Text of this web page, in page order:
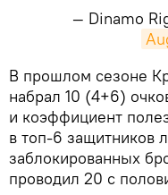
— Dinamo
​В прошлом сезоне
набрал 10 (4+6)
и коэффициент
в топ-6 защитников
заблокированных
проводил 20 с